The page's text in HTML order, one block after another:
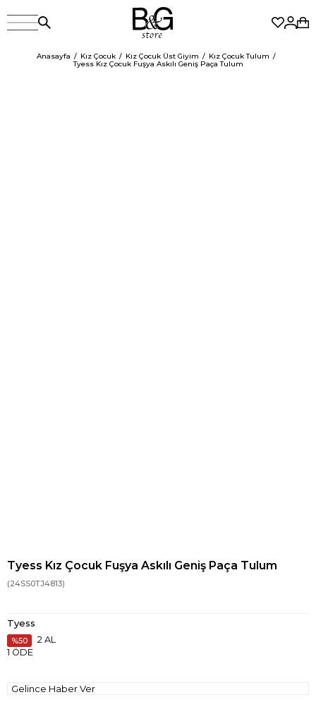
Anasayfa Kız Çocuk Kız Çocuk Üst Giyim
Kız Çocuk Tulum
Tyess Kız Çocuk Fuşya Askılı Geniş Paça Tulum
Tyess Kız Çocuk Fuşya Askılı Geniş Paça Tulum
(24SS0TJ4813)
Tyess
50
2 AL
1 ÖDE
Gelince Haber Ver